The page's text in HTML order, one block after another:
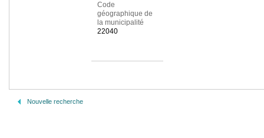
Code
géographique de
la municipalité
22040
Nouvelle recherche